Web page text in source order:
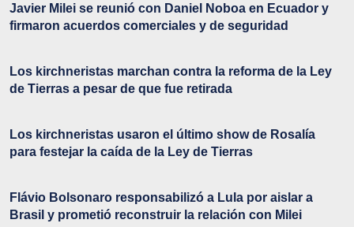
Javier Milei se reunió con Daniel Noboa en Ecuador y
firmaron acuerdos comerciales y de seguridad
Los kirchneristas marchan contra la reforma de la Ley
de Tierras a pesar de que fue retirada
Los kirchneristas usaron el último show de Rosalía
para festejar la caída de la Ley de Tierras
Flávio Bolsonaro responsabilizó a Lula por aislar a
Brasil y prometió reconstruir la relación con Milei